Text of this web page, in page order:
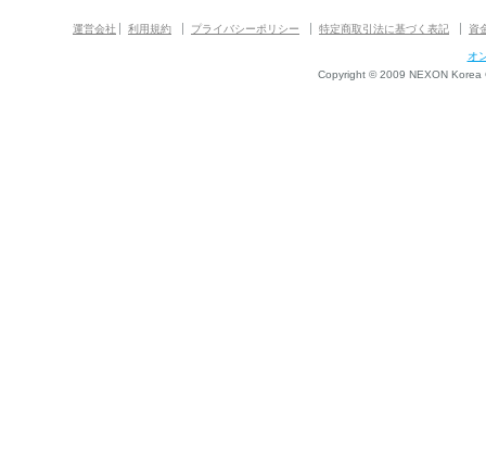
運営会社 利用規約 プライバシーポリシー 特定商取引法に基づく表記 資
オ
Copyright © 2009 NEXON Korea